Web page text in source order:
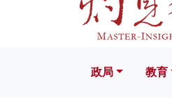
政局 教育